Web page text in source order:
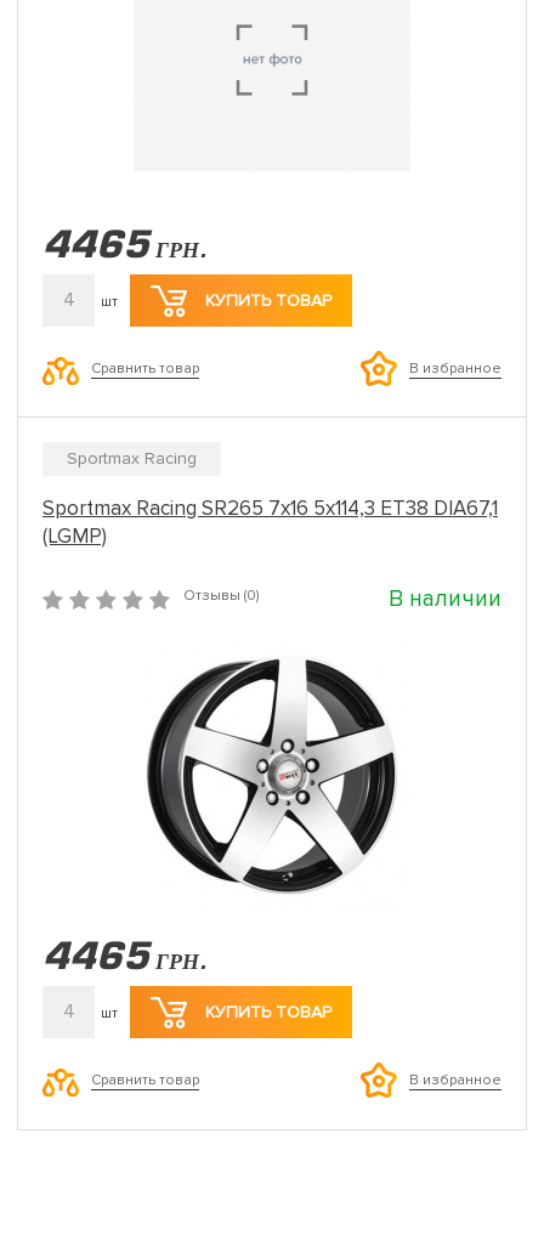
4465 ГРН.
4 шт КУПИТЬ ТОВАР
Сравнить товар В избранное
Sportmax Racing
Sportmax Racing SR265 7x16 5x114,3 ET38 DIA67,1
(LGMP)
Отзывы (0) В наличии
4465 ГРН.
4 шт КУПИТЬ ТОВАР
Сравнить товар В избранное